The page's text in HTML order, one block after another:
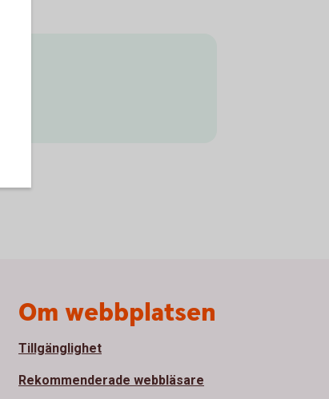
Om webbplatsen
Tillgänglighet
Rekommenderade webbläsare